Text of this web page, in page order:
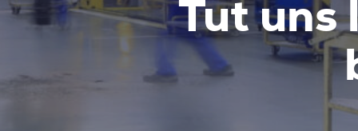
Tut uns